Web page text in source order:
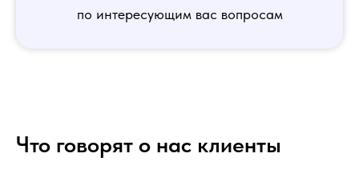
по интересующим вас вопросам
Что говорят о нас клиенты